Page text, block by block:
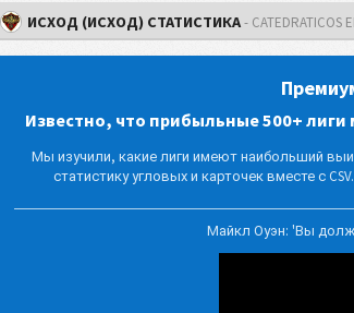
ИСХОД (ИСХОД) СТАТИСТИКА- CATEDRATICOS
Известно, что прибыльные 500+
Мы изучили, какие лиги имеют наибольший
статистику угловых и карточек вместе с
Майкл Оуэн: 'Вы